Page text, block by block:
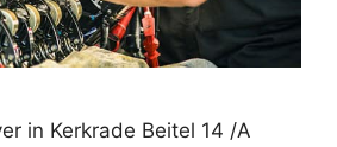
in Kerkrade Beitel 14 /A